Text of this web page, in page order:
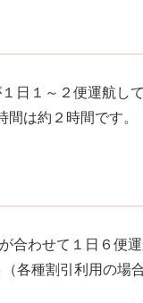
日１～２便運航し
間は約２時間です。
合わせて１日６便
各種割引利用の場